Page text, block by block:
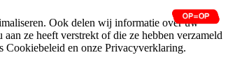
Ook delen wij informatie over uw
ze heeft verstrekt of die ze hebben verzameld
Cookiebeleid en onze Privacyverklaring.